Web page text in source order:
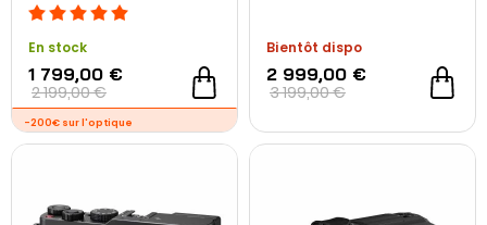
En stock
1 799,00 €
2 199,00 €
Bientôt dispo
2 999,00 €
3 199,00 €